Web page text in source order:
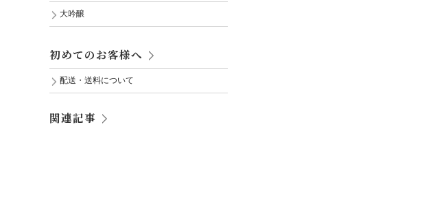
大吟醸
初めてのお客様へ
配送・送料について
関連記事